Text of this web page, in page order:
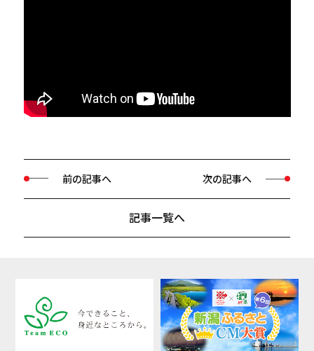
前の記事へ
記事一覧へ
次の記事へ